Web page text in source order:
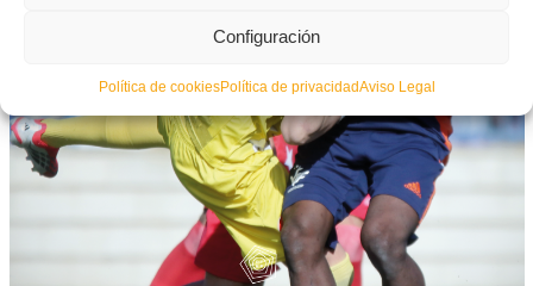
Configuración
Política de cookiesPolítica de privacidadAviso Legal